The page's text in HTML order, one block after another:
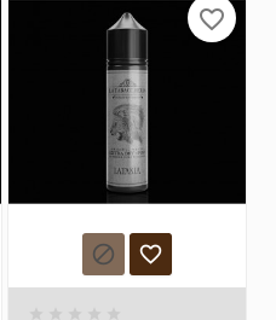
 
favorite_border